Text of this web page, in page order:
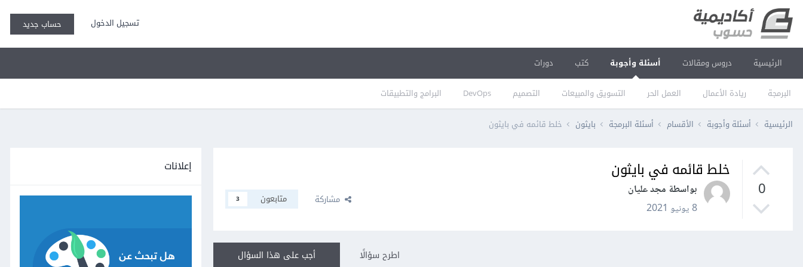
تسجيل الدخول حساب جديد
الرئيسية دروس ومقالات أسئلة وأجوبة
البرمجة ريادة الأعمال العمل الحر التسويق والمبيعات التصميم DevOps البرامج والتطبيقات
كتب دورات
الرئيسية أسئلة وأجوبة الأقسام أسئلة البرمجة بايثون خلط قائمه في بايثون
0
خلط قائمه في بايثون
بواسطة مجد عليان
8 يونيو 2021
مشاركة متابعون 3
أجب على هذا السؤال اطرح سؤالًا
إعلانات